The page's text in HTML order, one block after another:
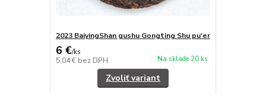
2023 BaiyingShan gushu Gongting Shu pu'er
6 €/ks
5,04 € bez DPH Na sklade 20 ks
Zvoliť variant